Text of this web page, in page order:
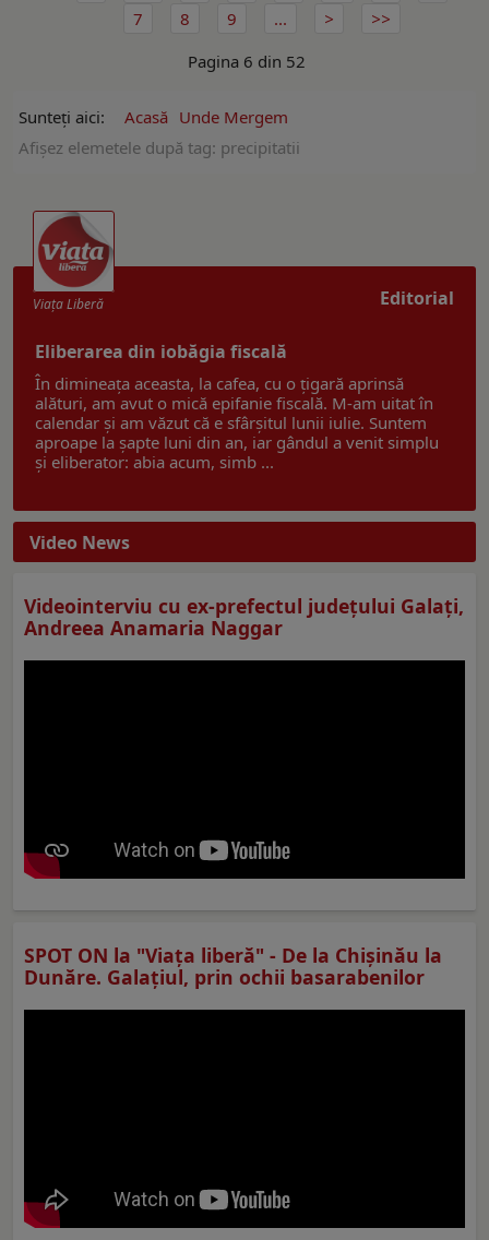
7
8 9
...
Pagina 6 din 52
Sunteți aici: Acasă Unde Mergem
Afişez elemetele după tag: precipitatii
Editorial
Viaţa Liberă
Eliberarea din iobăgia fiscală
În dimineața aceasta, la cafea, cu o țigară aprinsă
alături, am avut o mică epifanie fiscală. M-am uitat în
calendar și am văzut că e sfârșitul lunii iulie. Suntem
aproape la șapte luni din an, iar gândul a venit simplu
și eliberator: abia acum, simb ...
Video News
Videointerviu cu ex-prefectul judeţului Galaţi,
Andreea Anamaria Naggar
SPOT ON la "Viaţa liberă" - De la Chișinău la
Dunăre. Galațiul, prin ochii basarabenilor